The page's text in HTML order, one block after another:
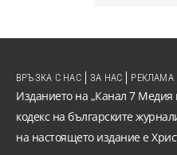
Изданието на „Канал 7
кодекс на българските
на настоящето издание е
ВРЪЗКА С НАС ЗА НАС РЕКЛАМА